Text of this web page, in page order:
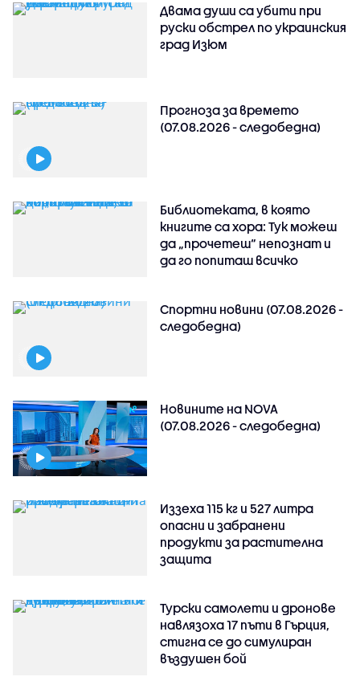
Двама души са убити при
руски обстрeл по украинския
град Изюм
Прогноза за времето
(07.08.2026 - следобедна)
Библиотеката, в която
книгите са хора: Тук можеш
да „прочетеш“ непознат и
да го попиташ всичко
Спортни новини (07.08.2026 -
следобедна)
Новините на NOVA
(07.08.2026 - следобедна)
Иззеха 115 кг и 527 литра
опасни и забранени
продукти за растителна
защита
Турски самолети и дронове
навлязоха 17 пъти в Гърция,
стигна се до симулиран
въздушен бой